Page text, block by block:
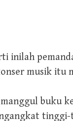
inilah
musik
buku